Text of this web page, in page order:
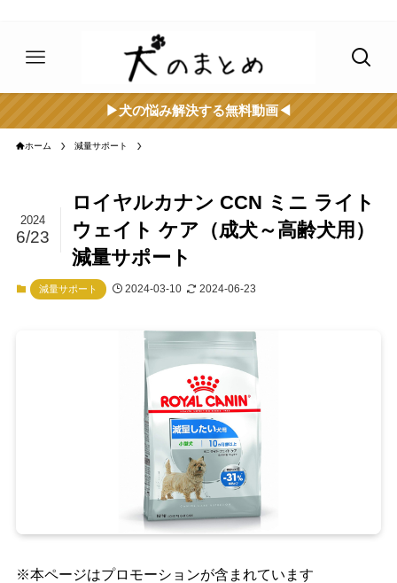
▶︎犬の悩み解決する無料動画◀︎
ホーム 減量サポート
ロイヤルカナン CCN ミニ ライト
ウェイト ケア（成犬～高齢犬用）
減量サポート
2024
6/23
減量サポート 2024-03-10 2024-06-23
※本ページはプロモーションが含まれています